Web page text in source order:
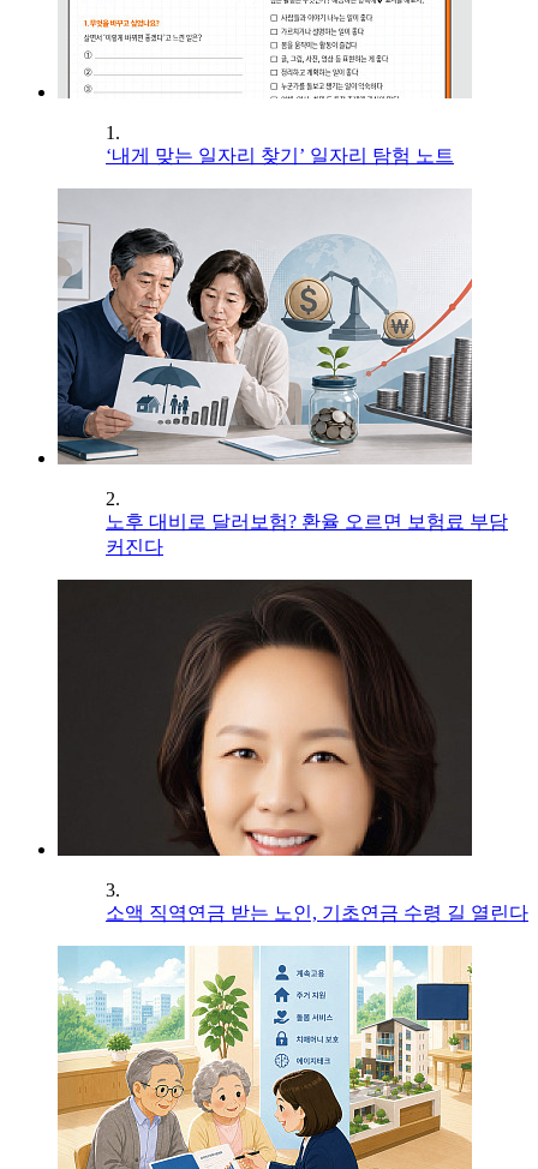
1.
‘내게 맞는 일자리 찾기’ 일자리 탐험 노트
2.
노후 대비로 달러보험? 환율 오르면 보험료 부담
커진다
3.
소액 직역연금 받는 노인, 기초연금 수령 길 열린다